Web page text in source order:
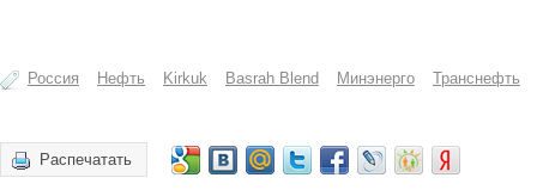
Россия Нефть Kirkuk Basrah Blend Минэнерго Транснефть
Распечатать